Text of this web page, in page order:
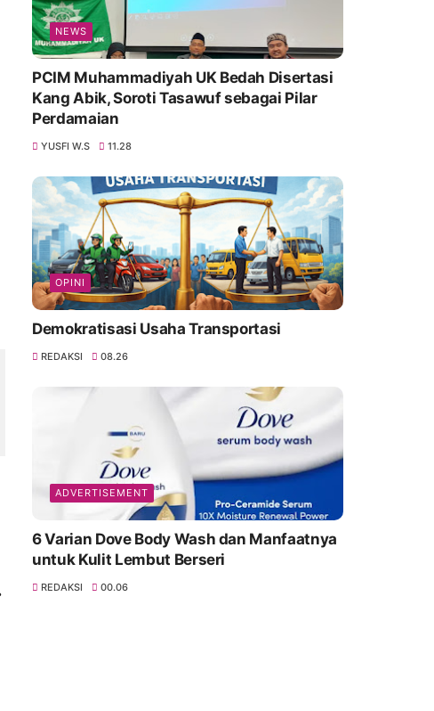
NEWS
PCIM Muhammadiyah UK Bedah Disertasi
Kang Abik, Soroti Tasawuf sebagai Pilar
Perdamaian
YUSFI W.S 11.28
OPINI
Demokratisasi Usaha Transportasi
REDAKSI 08.26
ADVERTISEMENT
6 Varian Dove Body Wash dan Manfaatnya
untuk Kulit Lembut Berseri
REDAKSI 00.06